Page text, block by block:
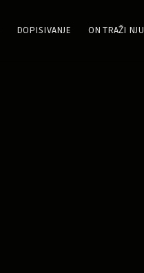
DOPISIVANJE ON TRAŽI NJU